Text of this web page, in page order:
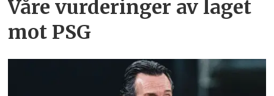
Våre vurderinger av laget
mot PSG